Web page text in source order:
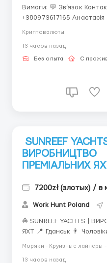
Вимоги: 💬 Зв’язок
+380973617165 Анастасія Завод займається
виробництвом
гумові шланги для
металевих трубок для
охолодження. Виробляє
Криптовалюты
13 часов назад
Без опыта С
SUNREEF
ВИРОБНИЦТВО
ПРЕМІАЛЬНИХ
7200zł (злотых) / в
Work Hunt Poland
⛵ SUNREEF YACHTS |
ЯХТ 📍 Гданськ 👨 Чоловіки до 55 років з досвідом
Моряки - Круизные лайнеры
13 часов назад